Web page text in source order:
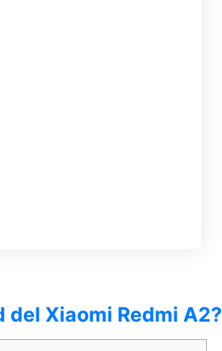
del Xiaomi Redmi A2?